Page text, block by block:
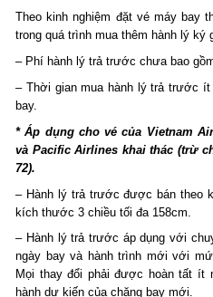
Theo kinh nghiệm đặt vé máy bay
trong quá trình mua thêm hành lý ký
– Phí hành lý trả trước chưa bao
– Thời gian mua hành lý trả trước
bay.
* Áp dụng cho vé của Vietnam
và Pacific Airlines khai thác (trừ
72).
– Hành lý trả trước được bán theo
kích thước 3 chiều tối đa 158cm.
– Hành lý trả trước áp dụng với
ngày bay và hành trình mới với
Mọi thay đổi phải được hoàn tất
hành dự kiến của chặng bay mới.